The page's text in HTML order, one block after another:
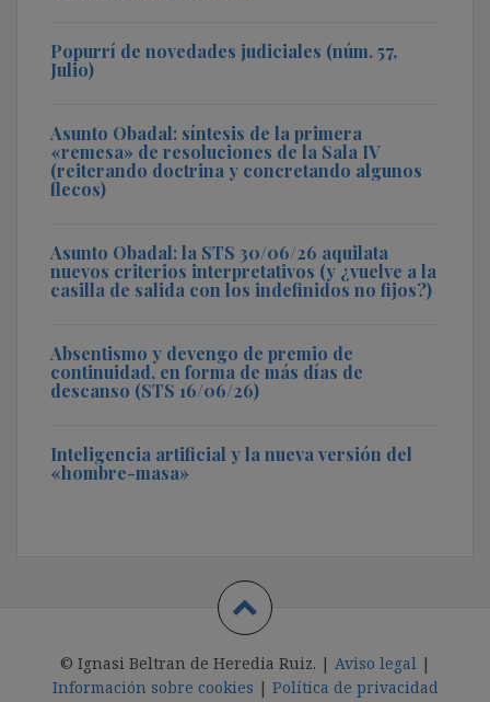
Popurrí de novedades judiciales (núm. 57,
Julio)
Asunto Obadal: síntesis de la primera
«remesa» de resoluciones de la Sala IV
(reiterando doctrina y concretando algunos
flecos)
Asunto Obadal: la STS 30/06/26 aquilata
nuevos criterios interpretativos (y ¿vuelve a la
casilla de salida con los indefinidos no fijos?)
Absentismo y devengo de premio de
continuidad, en forma de más días de
descanso (STS 16/06/26)
Inteligencia artificial y la nueva versión del
«hombre-masa»
© Ignasi Beltran de Heredia Ruiz. | Aviso legal |
Información sobre cookies | Política de privacidad